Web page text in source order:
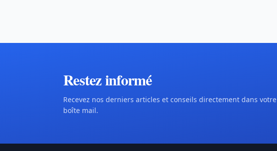
Restez informé
Recevez nos derniers articles et conseils directement dans votre
boîte mail.